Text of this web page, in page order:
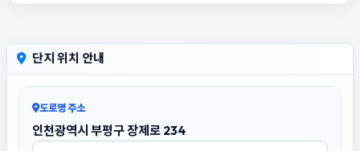
단지 위치 안내
도로명 주소
인천광역시 부평구 장제로 234